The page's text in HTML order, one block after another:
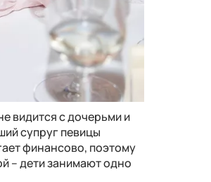
видится с дочерьми и
супруг певицы
финансово, поэтому
– дети занимают одно